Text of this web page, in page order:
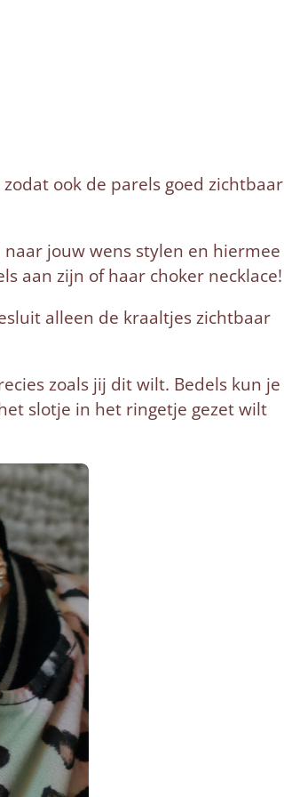
ook de parels goed zichtbaar
jouw wens stylen en hiermee
aan zijn of haar choker necklace!
alleen de kraaltjes zichtbaar
zoals jij dit wilt. Bedels kun je
slotje in het ringetje gezet wilt